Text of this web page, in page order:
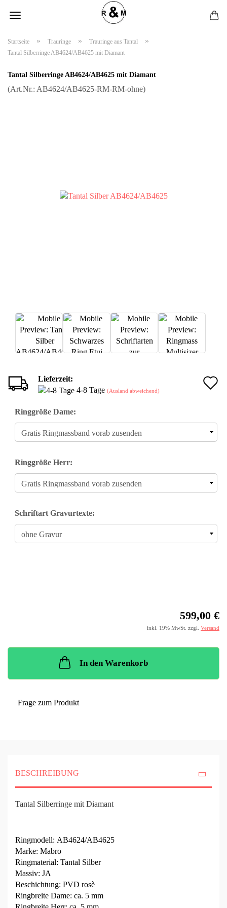
Startseite » Trauringe » Trauringe aus Tantal »
Tantal Silberringe AB4624/AB4625 mit Diamant
Tantal Silberringe AB4624/AB4625 mit Diamant
(Art.Nr.: AB4624/AB4625-RM-RM-ohne)
Lieferzeit:
4-8 Tage (Ausland abweichend)
Ringgröße Dame:
Ringgröße Herr:
Schriftart Gravurtexte:
599,00 €
inkl. 19% MwSt. zzgl. Versand
In den Warenkorb
Frage zum Produkt
BESCHREIBUNG
Tantal Silberringe mit Diamant
Ringmodell: AB4624/AB4625
Marke: Mabro
Ringmaterial: Tantal Silber
Massiv: JA
Beschichtung: PVD rosè
Ringbreite Dame: ca. 5 mm